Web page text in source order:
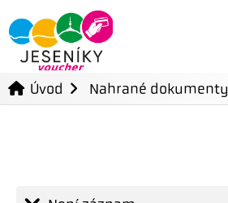
Úvod Nahrané dokumenty